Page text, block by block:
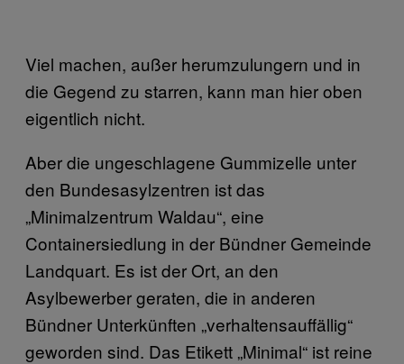
Viel machen, außer herumzulungern und in
die Gegend zu starren, kann man hier oben
eigentlich nicht.
Aber die ungeschlagene Gummizelle unter
den Bundesasylzentren ist das
„Minimalzentrum Waldau“, eine
Containersiedlung in der Bündner Gemeinde
Landquart. Es ist der Ort, an den
Asylbewerber geraten, die in anderen
Bündner Unterkünften „verhaltensauffällig“
geworden sind. Das Etikett „Minimal“ ist reine